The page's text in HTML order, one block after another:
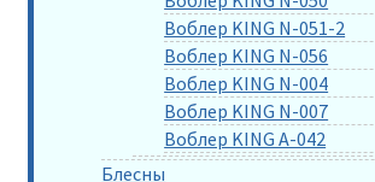
Воблер KING N-051-2
Воблер KING N-056
Воблер KING N-004
Воблер KING N-007
Воблер KING A-042
Блесны